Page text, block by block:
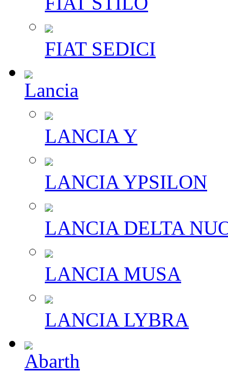
FIAT SEDICI
Lancia
LANCIA Y
LANCIA YPSILON
LANCIA DELTA
LANCIA MUSA
LANCIA LYBRA
Abarth